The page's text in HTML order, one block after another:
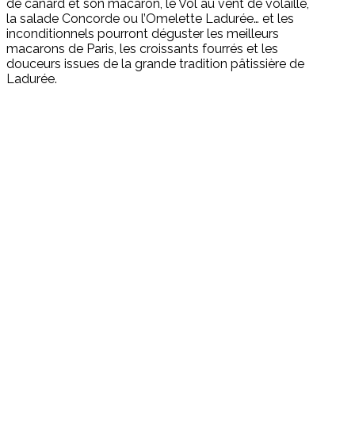
de canard et son macaron, le Vol au vent de volaille,
la salade Concorde ou l’Omelette Ladurée… et les
inconditionnels pourront déguster les meilleurs
macarons de Paris, les croissants fourrés et les
douceurs issues de la grande tradition pâtissière de
Ladurée.